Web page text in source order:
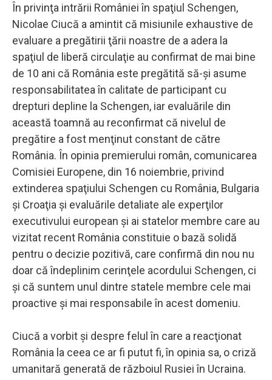
În privinţa intrării României în spaţiul Schengen,
Nicolae Ciucă a amintit că misiunile exhaustive de
evaluare a pregătirii ţării noastre de a adera la
spaţiul de liberă circulaţie au confirmat de mai bine
de 10 ani că România este pregătită să-şi asume
responsabilitatea în calitate de participant cu
drepturi depline la Schengen, iar evaluările din
această toamnă au reconfirmat că nivelul de
pregătire a fost menţinut constant de către
România. În opinia premierului român, comunicarea
Comisiei Europene, din 16 noiembrie, privind
extinderea spaţiului Schengen cu România, Bulgaria
şi Croaţia şi evaluările detaliate ale experţilor
executivului european şi ai statelor membre care au
vizitat recent România constituie o bază solidă
pentru o decizie pozitivă, care confirmă din nou nu
doar că îndeplinim cerinţele acordului Schengen, ci
şi că suntem unul dintre statele membre cele mai
proactive şi mai responsabile în acest domeniu.
Ciucă a vorbit şi despre felul în care a reacţionat
România la ceea ce ar fi putut fi, în opinia sa, o criză
umanitară generată de războiul Rusiei în Ucraina.